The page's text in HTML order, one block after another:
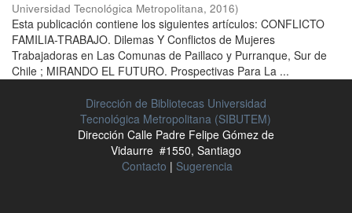
Universidad Tecnológica Metropolitana, 2016)
Esta publicación contiene los siguientes artículos: CONFLICTO
FAMILIA-TRABAJO. Dilemas Y Conflictos de Mujeres
Trabajadoras en Las Comunas de Paillaco y Purranque, Sur de
Chile ; MIRANDO EL FUTURO. Prospectivas Para La ...
Dirección de Bibliotecas Universidad
Tecnológica Metropolitana (SIBUTEM)
Dirección Calle Padre Felipe Gómez de
Vidaurre #1550, Santiago
Contacto | Sugerencia